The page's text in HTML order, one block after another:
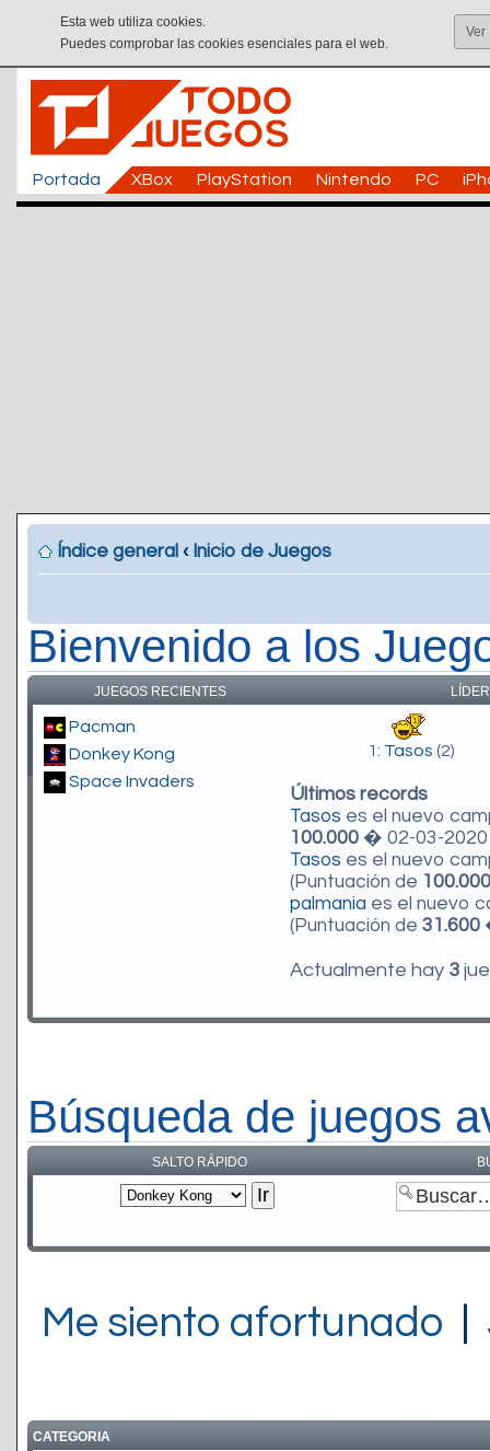
Esta web utiliza cookies.
Puedes comprobar las cookies esenciales para el web.
Ver
Portada XBox PlayStation Nintendo PC
Índice general ‹ Inicio de Juegos
Bienvenido a los
JUEGOS RECIENTES
Pacman
Donkey Kong
Space Invaders
1: Tasos (2)
Últimos records
Tasos es el nuevo
100.000 � 02-03-2020
Tasos es el nuevo
(Puntuación de 100.000
palmania es el nuevo
(Puntuación de 31.600
Actualmente hay 3
Búsqueda de juegos
SALTO RÁPIDO
Me siento afortunado
CATEGORIA